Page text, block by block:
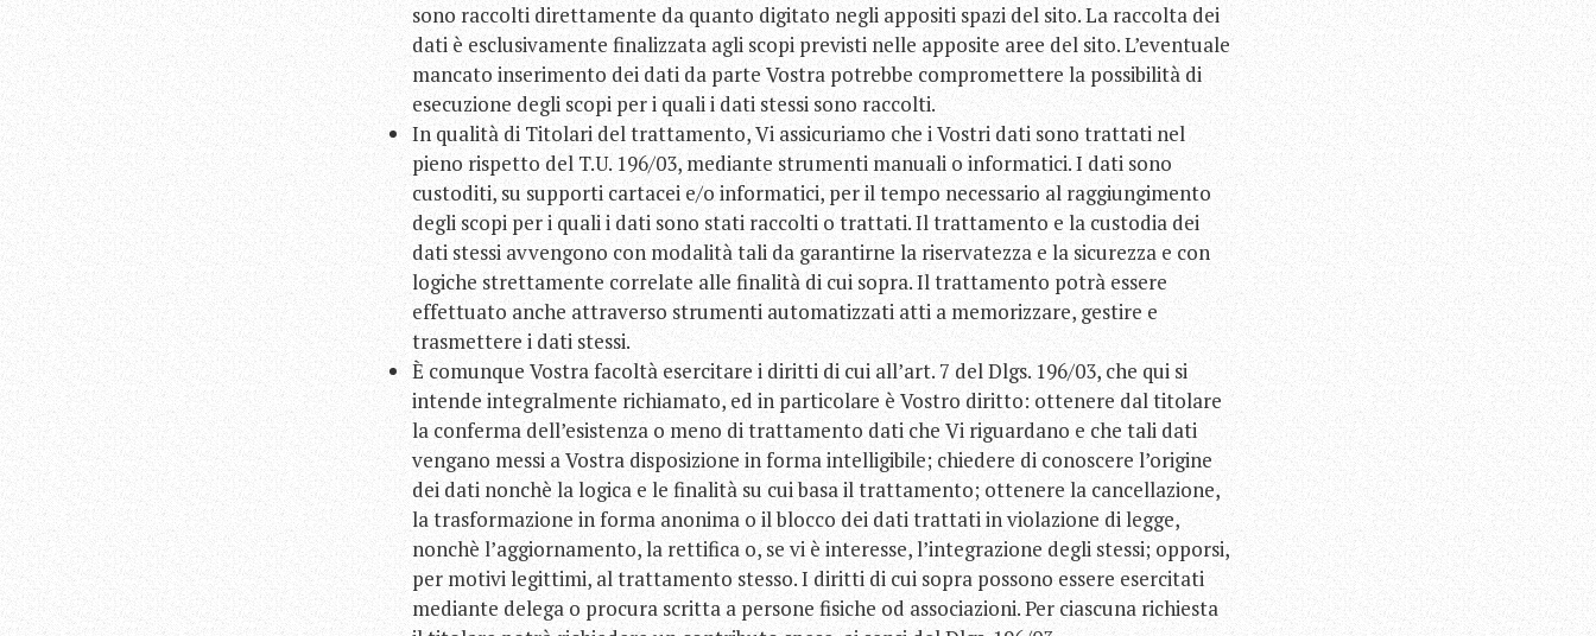
sono raccolti direttamente da quanto digitato negli appositi spazi del sito. La raccolta dei
dati è esclusivamente finalizzata agli scopi previsti nelle apposite aree del sito. L’eventuale
mancato inserimento dei dati da parte Vostra potrebbe compromettere la possibilità di
esecuzione degli scopi per i quali i dati stessi sono raccolti.
In qualità di Titolari del trattamento, Vi assicuriamo che i Vostri dati sono trattati nel
pieno rispetto del T.U. 196/03, mediante strumenti manuali o informatici. I dati sono
custoditi, su supporti cartacei e/o informatici, per il tempo necessario al raggiungimento
degli scopi per i quali i dati sono stati raccolti o trattati. Il trattamento e la custodia dei
dati stessi avvengono con modalità tali da garantirne la riservatezza e la sicurezza e con
logiche strettamente correlate alle finalità di cui sopra. Il trattamento potrà essere
effettuato anche attraverso strumenti automatizzati atti a memorizzare, gestire e
trasmettere i dati stessi.
È comunque Vostra facoltà esercitare i diritti di cui all’art. 7 del Dlgs. 196/03, che qui si
intende integralmente richiamato, ed in particolare è Vostro diritto: ottenere dal titolare
la conferma dell’esistenza o meno di trattamento dati che Vi riguardano e che tali dati
vengano messi a Vostra disposizione in forma intelligibile; chiedere di conoscere l’origine
dei dati nonchè la logica e le finalità su cui basa il trattamento; ottenere la cancellazione,
la trasformazione in forma anonima o il blocco dei dati trattati in violazione di legge,
nonchè l’aggiornamento, la rettifica o, se vi è interesse, l’integrazione degli stessi; opporsi,
per motivi legittimi, al trattamento stesso. I diritti di cui sopra possono essere esercitati
mediante delega o procura scritta a persone fisiche od associazioni. Per ciascuna richiesta